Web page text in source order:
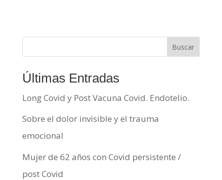
Buscar
Últimas Entradas
Long Covid y Post Vacuna Covid. Endotelio.
Sobre el dolor invisible y el trauma
emocional
Mujer de 62 años con Covid persistente /
post Covid